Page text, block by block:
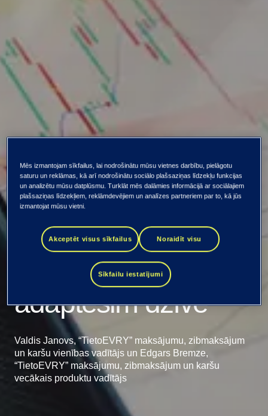
visas ziņas
TietoEVRY eksperti:
Digitālais eiro –
risinājums, ko
adaptēsim dzīvē
Valdis Janovs, “TietoEVRY” maksājumu, zibmaksājum
un karšu vienības vadītājs un Edgars Bremze,
“TietoEVRY” maksājumu, zibmaksājum un karšu
vecākais produktu vadītājs
Mēs izmantojam sīkfailus, lai nodrošinātu mūsu vietnes darbību, pielāgotu
saturu un reklāmas, kā arī nodrošinātu sociālo plašsaziņas līdzekļu funkcijas
un analizētu mūsu datplūsmu. Turklāt mēs dalāmies informācijā ar sociālajiem
plašsaziņas līdzekļiem, reklāmdevējiem un analīzes partneriem par to, kā jūs
izmantojat mūsu vietni.
Akceptēt visus sīkfailus Noraidīt visu
Sīkfailu iestatījumi